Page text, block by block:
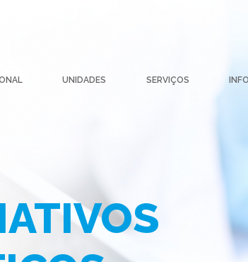
UNIDADES SERVIÇOS